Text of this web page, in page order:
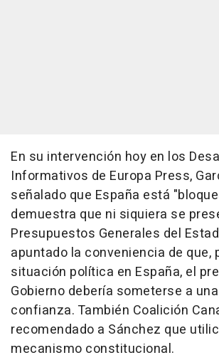
En su intervención hoy en los
Informativos de Europa Press,
señalado que España está
demuestra que ni siquiera se
Presupuestos Generales del
apuntado la conveniencia de que,
situación política en España, el
Gobierno debería someterse a
confianza. También Coalición
recomendado a Sánchez que
mecanismo constitucional.